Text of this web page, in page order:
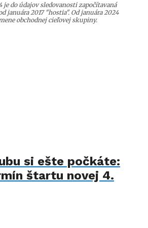
je do údajov sledovanosti započítavaná
januára 2017 "hostia". Od januára 2024
obchodnej cieľovej skupiny.
si ešte počkáte:
štartu novej 4.